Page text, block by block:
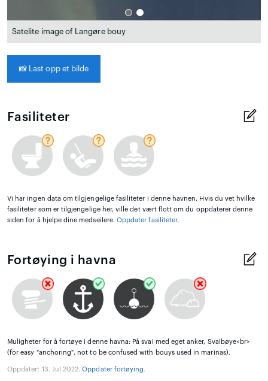
Satelite image of Langøre bouy
📸 Last opp et bilde
Fasiliteter
Vi har ingen data om tilgjengelige fasiliteter i denne havnen. Hvis du vet hvilke
fasiliteter som er tilgjengelige her, ville det vært flott om du oppdaterer denne
siden for å hjelpe dine medseilere. Oppdater fasiliteter.
Fortøying i havna
Muligheter for å fortøye i denne havna: På svai med eget anker, Svaibøye<br>
(for easy "anchoring", not to be confused with bouys used in marinas).
Oppdatert 13. Jul 2022.Oppdater fortøying.